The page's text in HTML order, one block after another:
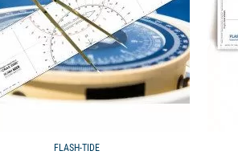
FLASH-TIDE